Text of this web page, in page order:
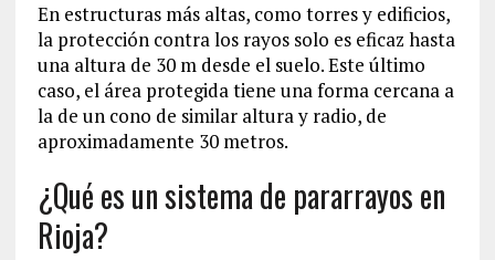
En estructuras más altas, como torres y edificios,
la protección contra los rayos solo es eficaz hasta
una altura de 30 m desde el suelo. Este último
caso, el área protegida tiene una forma cercana a
la de un cono de similar altura y radio, de
aproximadamente 30 metros.
¿Qué es un sistema de pararrayos en
Rioja?